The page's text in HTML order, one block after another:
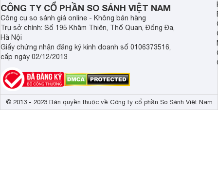
CÔNG TY CỔ PHẦN SO SÁNH VIỆT NAM
Công cụ so sánh giá online - Không bán hàng
Trụ sở chính: Số 195 Khâm Thiên, Thổ Quan, Đống Đa,
Hà Nội
Giấy chứng nhận đăng ký kinh doanh số 0106373516,
cấp ngày 02/12/2013
© 2013 - 2023 Bản quyền thuộc về Công ty cổ phần So Sánh Việt Nam